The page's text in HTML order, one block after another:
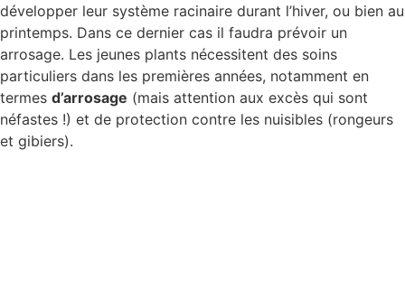
développer leur système racinaire durant l’hiver, ou bien au
printemps. Dans ce dernier cas il faudra prévoir un
arrosage. Les jeunes plants nécessitent des soins
particuliers dans les premières années, notamment en
termes d’arrosage (mais attention aux excès qui sont
néfastes !) et de protection contre les nuisibles (rongeurs
et gibiers).